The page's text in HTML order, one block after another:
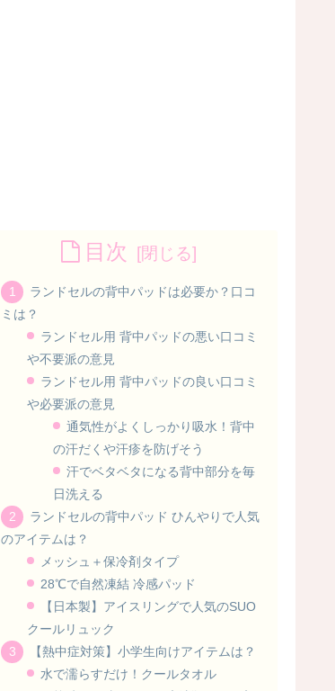
目次
ランドセルの背中パッドは必要か？口コ
ミは？
ランドセル用 背中パッドの悪い口コミ
や不要派の意見
ランドセル用 背中パッドの良い口コミ
や必要派の意見
通気性がよくしっかり吸水！背中
の汗だくや汗疹を防げそう
汗でベタベタになる背中部分を毎
日洗える
ランドセルの背中パッド ひんやりで人気
のアイテムは？
メッシュ＋保冷剤タイプ
28℃で自然凍結 冷感パッド
【日本製】アイスリングで人気のSUO
クールリュック
【熱中症対策】小学生向けアイテムは？
水で濡らすだけ！クールタオル